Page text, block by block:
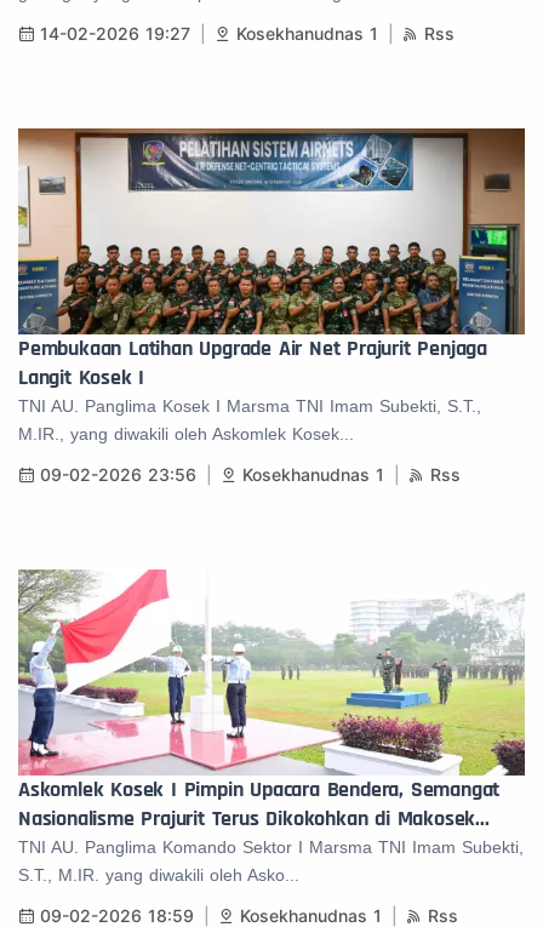
14-02-2026 19:27 Kosekhanudnas 1 Rss
Pembukaan Latihan Upgrade Air Net Prajurit Penjaga
Langit Kosek I
TNI AU. Panglima Kosek I Marsma TNI Imam Subekti, S.T.,
M.IR., yang diwakili oleh Askomlek Kosek...
09-02-2026 23:56 Kosekhanudnas 1 Rss
Askomlek Kosek I Pimpin Upacara Bendera, Semangat
Nasionalisme Prajurit Terus Dikokohkan di Makosek...
TNI AU. Panglima Komando Sektor I Marsma TNI Imam Subekti,
S.T., M.IR. yang diwakili oleh Asko...
09-02-2026 18:59 Kosekhanudnas 1 Rss